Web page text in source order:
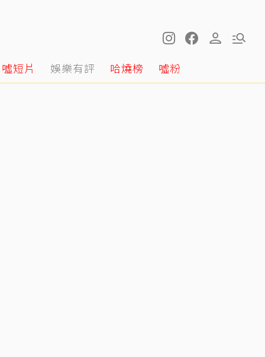
噓短片 娛樂有評 哈燒榜 噓粉